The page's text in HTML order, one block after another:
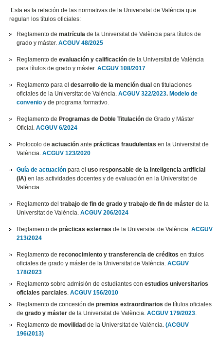
Esta es la relación de las normativas de la Universitat de València que
regulan los títulos oficiales:
Reglamento dematrícula de la Universitat de València para títulos de
grado y máster.ACGUV 48/2025
Reglamento deevaluación y calificación de la Universitat de València
para títulos de grado y máster.ACGUV 108/2017
Reglamento para eldesarrollo de la mención dual en titulaciones
oficiales de la Universitat de València.ACGUV 322/2023. Modelo de
convenio y de programa formativo.
Reglamento de Programas de Doble Titulación de Grado y Máster
Oficial.ACGUV 6/2024
Protocolo deactuación anteprácticas fraudulentas en la Universitat de
València.ACGUV 123/2020
Guía de actuación para eluso responsable de la inteligencia artificial
(IA) en las actividades docentes y de evaluación en la Universitat de
València
Reglamento deltrabajo de fin de grado y trabajo de fin de máster de la
Universitat de València.ACGUV 206/2024
Reglamento deprácticas externas de la Universitat de València.ACGUV
213/2024
Reglamento dereconocimiento y transferencia de créditos en títulos
oficiales de grado y máster de la Universitat de València.ACGUV
178/2023
Reglamento sobre admisión de estudiantes conestudios universitarios
oficiales parciales.ACGUV 156/2010
Reglamento de concesión depremios extraordinarios de títulos oficiales
degrado y máster de la Universitat de València.ACGUV 179/2023.
Reglamento demovilidad de la Universitat de València.(ACGUV
196/2013)